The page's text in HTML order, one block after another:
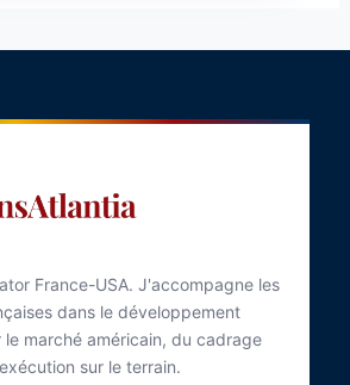
France-USA. J'accompagne les
dans le développement
le marché américain, du cadrage
sur le terrain.